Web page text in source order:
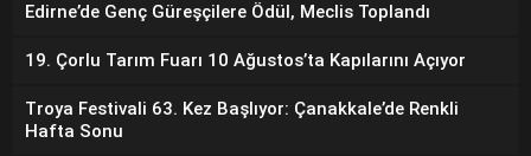
Edirne’de Genç Güreşçilere Ödül, Meclis Toplandı
19. Çorlu Tarım Fuarı 10 Ağustos’ta Kapılarını Açıyor
Troya Festivali 63. Kez Başlıyor: Çanakkale’de Renkli
Hafta Sonu